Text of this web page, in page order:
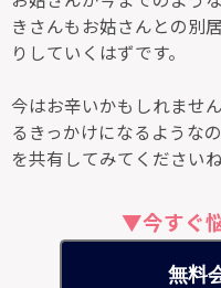
きさんもお姑さんとの別
りしていくはずです。
今はお辛いかもしれませ
るきっかけになるような
を共有してみてくださいね
▼今すぐ
無料